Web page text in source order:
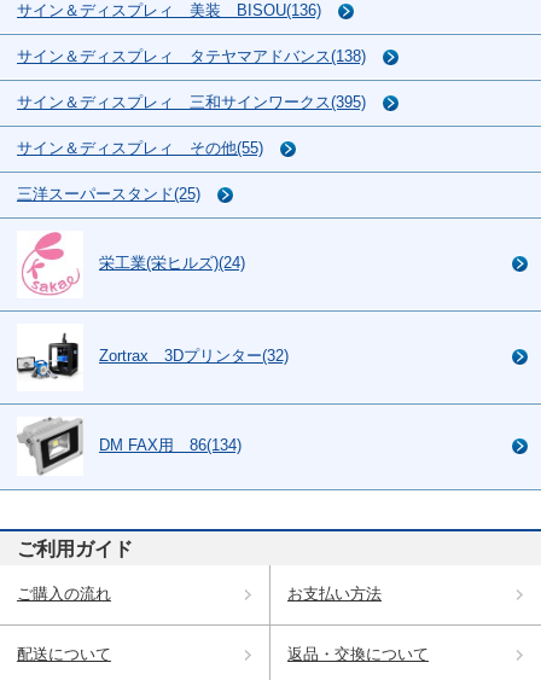
サイン＆ディスプレィ 美装 BISOU(136)
サイン＆ディスプレィ タテヤマアドバンス(138)
サイン＆ディスプレィ 三和サインワークス(395)
サイン＆ディスプレィ その他(55)
三洋スーパースタンド(25)
栄工業(栄ヒルズ)(24)
Zortrax 3Dプリンター(32)
DM FAX用 86(134)
ご利用ガイド
ご購入の流れ お支払い方法
配送について 返品・交換について